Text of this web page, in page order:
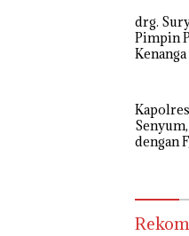
drg.
Pimpin
dengan